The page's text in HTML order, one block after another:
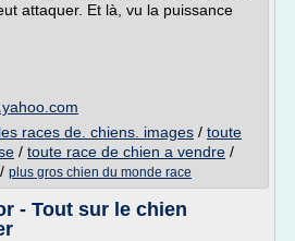
attaquer. Et là, vu la puissance
races de. chiens. images / toute
/ toute race de chien a vendre /
/ plus gros chien du monde race
- Tout sur le chien